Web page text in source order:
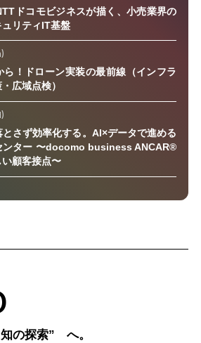
ドコモビジネスが描く、小売業界の
リティIT基盤
ら！ドローン実装の最前線（インフラ
広域点検）
さず効率化する。AI×データで進める
ンター 〜docomo business ANCAR®
顧客接点〜
の探索” へ。